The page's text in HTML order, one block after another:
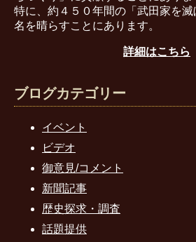
特に、約４５０年間の「武田家を
名を晴らすことにあります。
詳細はこちら
ブログカテゴリー
イベント
ビデオ
御意見/コメント
新聞記事
歴史探求・調査
話題提供